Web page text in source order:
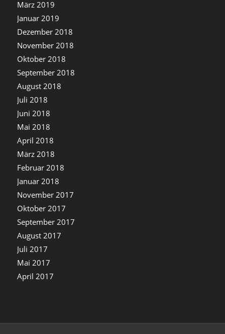
März 2019
Januar 2019
Dezember 2018
November 2018
Oktober 2018
September 2018
August 2018
Juli 2018
Juni 2018
Mai 2018
April 2018
März 2018
Februar 2018
Januar 2018
November 2017
Oktober 2017
September 2017
August 2017
Juli 2017
Mai 2017
April 2017